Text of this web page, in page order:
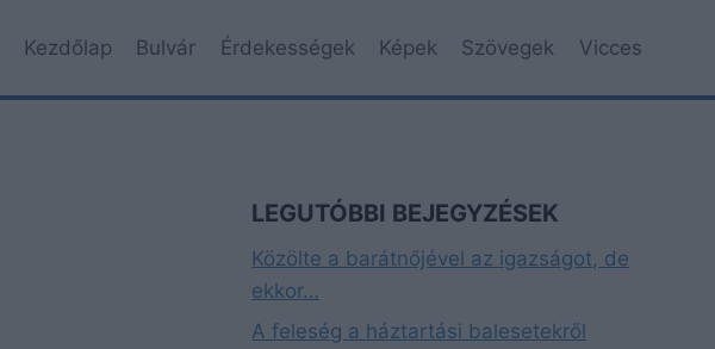
Kezdőlap Bulvár Érdekességek Képek Szövegek Vicces
LEGUTÓBBI BEJEGYZÉSEK
Közölte a barátnőjével az igazságot, de
ekkor…
A feleség a háztartási balesetekről